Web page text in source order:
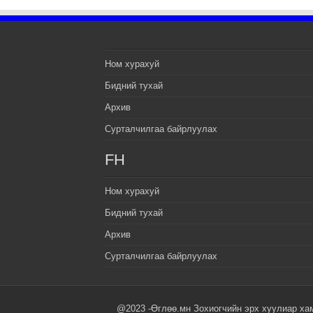
Ном хурахуй
Бидний тухай
Архив
Сурталчилгаа байрлуулах
FH
Ном хурахуй
Бидний тухай
Архив
Сурталчилгаа байрлуулах
@2023 -Өглөө.мн Зохиогчийн эрх хуулиар